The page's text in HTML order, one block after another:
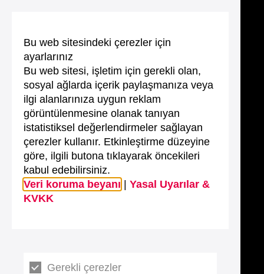
Bu web sitesindeki çerezler için
ayarlarınız
Bu web sitesi, işletim için gerekli olan,
sosyal ağlarda içerik paylaşmanıza veya
ilgi alanlarınıza uygun reklam
görüntülenmesine olanak tanıyan
istatistiksel değerlendirmeler sağlayan
çerezler kullanır. Etkinleştirme düzeyine
göre, ilgili butona tıklayarak öncekileri
kabul edebilirsiniz.
Veri koruma beyanı
Yasal Uyarılar &
KVKK
Gerekli çerezler